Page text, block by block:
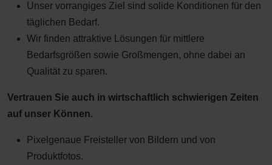
Unser vorrangiges Ziel sind solide Konditionen für den
täglichen Bedarf.
Wir finden attraktive Lösungen für mittlere
Bedarfsgrößen sowie Großmengen, ohne dabei an
Qualität zu sparen.
Vertrauen Sie auch in wirtschaftlich schwierigen Zeiten
auf unser Können.
Pixelgenaue Freisteller von Bildern und von
Produktfotos.